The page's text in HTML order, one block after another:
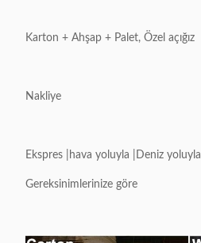
Karton + Ahşap + Palet, Özel açığız
Nakliye
Ekspres |hava yoluyla |Deniz yoluyla
Gereksinimlerinize göre